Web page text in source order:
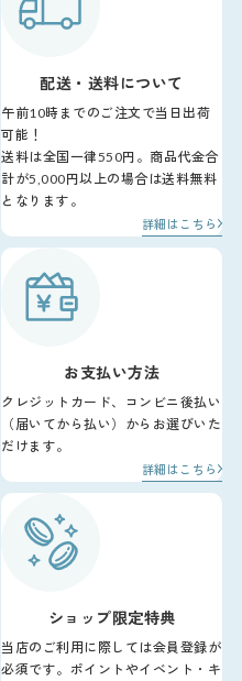
配送・送料について
午前10時までのご注文で当日出荷
可能！
送料は全国一律550円。商品代金合
計が5,000円以上の場合は送料無料
となります。
詳細はこちら
お支払い方法
クレジットカード、コンビニ後払い
（届いてから払い）からお選びいた
だけます。
詳細はこちら
ショップ限定特典
当店のご利用に際しては会員登録が
必須です。ポイントやイベント・キ